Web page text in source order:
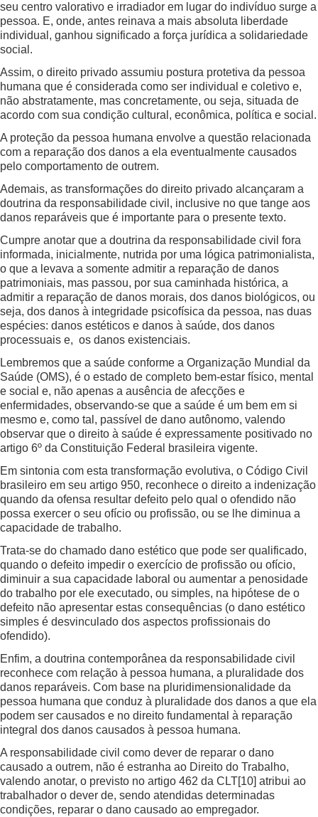
seu centro valorativo e irradiador em lugar do indivíduo surge a
pessoa. E, onde, antes reinava a mais absoluta liberdade
individual, ganhou significado a força jurídica a solidariedade
social.
Assim, o direito privado assumiu postura protetiva da pessoa
humana que é considerada como ser individual e coletivo e,
não abstratamente, mas concretamente, ou seja, situada de
acordo com sua condição cultural, econômica, política e social.
A proteção da pessoa humana envolve a questão relacionada
com a reparação dos danos a ela eventualmente causados
pelo comportamento de outrem.
Ademais, as transformações do direito privado alcançaram a
doutrina da responsabilidade civil, inclusive no que tange aos
danos reparáveis que é importante para o presente texto.
Cumpre anotar que a doutrina da responsabilidade civil fora
informada, inicialmente, nutrida por uma lógica patrimonialista,
o que a levava a somente admitir a reparação de danos
patrimoniais, mas passou, por sua caminhada histórica, a
admitir a reparação de danos morais, dos danos biológicos, ou
seja, dos danos à integridade psicofísica da pessoa, nas duas
espécies: danos estéticos e danos à saúde, dos danos
processuais e, os danos existenciais.
Lembremos que a saúde conforme a Organização Mundial da
Saúde (OMS), é o estado de completo bem-estar físico, mental
e social e, não apenas a ausência de afecções e
enfermidades, observando-se que a saúde é um bem em si
mesmo e, como tal, passível de dano autônomo, valendo
observar que o direito à saúde é expressamente positivado no
artigo 6º da Constituição Federal brasileira vigente.
Em sintonia com esta transformação evolutiva, o Código Civil
brasileiro em seu artigo 950, reconhece o direito a indenização
quando da ofensa resultar defeito pelo qual o ofendido não
possa exercer o seu ofício ou profissão, ou se lhe diminua a
capacidade de trabalho.
Trata-se do chamado dano estético que pode ser qualificado,
quando o defeito impedir o exercício de profissão ou ofício,
diminuir a sua capacidade laboral ou aumentar a penosidade
do trabalho por ele executado, ou simples, na hipótese de o
defeito não apresentar estas consequências (o dano estético
simples é desvinculado dos aspectos profissionais do
ofendido).
Enfim, a doutrina contemporânea da responsabilidade civil
reconhece com relação à pessoa humana, a pluralidade dos
danos reparáveis. Com base na pluridimensionalidade da
pessoa humana que conduz à pluralidade dos danos a que ela
podem ser causados e no direito fundamental à reparação
integral dos danos causados à pessoa humana.
A responsabilidade civil como dever de reparar o dano
causado a outrem, não é estranha ao Direito do Trabalho,
valendo anotar, o previsto no artigo 462 da CLT[10] atribui ao
trabalhador o dever de, sendo atendidas determinadas
condições, reparar o dano causado ao empregador.